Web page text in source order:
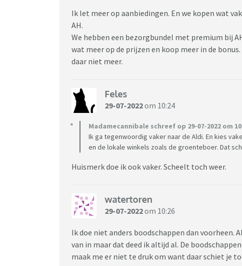
Ik let meer op aanbiedingen. En we kopen wat
AH.
We hebben een bezorgbundel met premium bij
wat meer op de prijzen en koop meer in de
daar niet meer.
Feles
29-07-2022om 10:24
Madamecannibale schreef op 29-07-2022 om
Ik ga tegenwoordig vaker naar de Aldi. En kies
en de lokale winkels zoals de groenteboer. Dat
Huismerk doe ik ook vaker. Scheelt toch weer.
watertoren
29-07-2022om 10:26
Ik doe niet anders boodschappen dan voorheen.
van in maar dat deed ik altijd al. De
maak me er niet te druk om want daar schiet je